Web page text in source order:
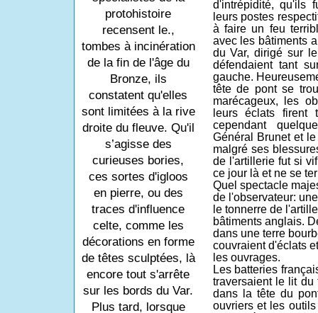
protohistoire
recensent le.,
tombes à incinération
de la fin de l'âge du
Bronze, ils
constatent qu'elles
sont limitées à la rive
droite du fleuve. Qu'il
s’agisse des
curieuses bories,
ces sortes d'igloos
en pierre, ou des
traces d'influence
celte, comme les
décorations en forme
de têtes sculptées, là
encore tout s'arrête
sur les bords du Var.
Plus tard, lorsque
d'intrépidité, qu'ils
leurs postes
à faire un feu
avec les bâtiments
du Var, dirigé sur
défendaient tant
gauche.
tête de pont se
marécageux, les
leurs éclats firent
cependant
Général Brunet et
malgré ses
de l'artillerie fut si
ce jour là et ne se
Quel spectacle
de l'observateur:
le tonnerre de
bâtiments anglais.
dans une terre
couvraient d'éclats
les ouvrages.
Les batteries
traversaient le lit
dans la tête du
ouvriers et les